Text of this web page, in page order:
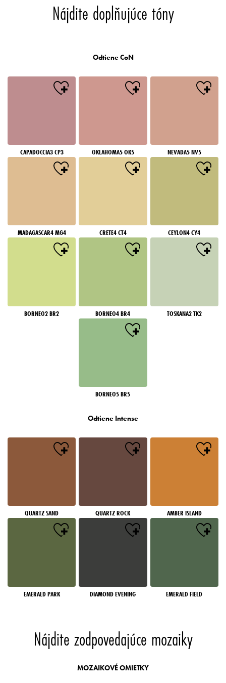
Nájdite doplňujúce tóny
Odtiene CoN
CAPADOCCIA3 CP3 OKLAHOMA5 OK5 NEVADA5 NV5
MADAGASCAR4 MG4 CRETE4 CT4 CEYLON4 CY4
BORNEO2 BR2 BORNEO4 BR4 TOSKANA2 TK2
BORNEO5 BR5
Odtiene Intense
QUARTZ SAND QUARTZ ROCK AMBER ISLAND
EMERALD PARK DIAMOND EVENING EMERALD FIELD
Nájdite zodpovedajúce mozaiky
MOZAIKOVÉ OMIETKY